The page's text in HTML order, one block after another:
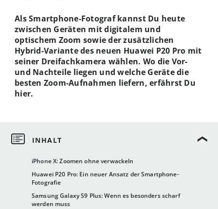
iPhone X: Zoomen ohne verwackeln
Huawei P20 Pro: Ein neuer Ansatz der Smartphone-
Fotografie
Samsung Galaxy S9 Plus: Wenn es besonders scharf
werden muss
Als Smartphone-Fotograf kannst Du heute
zwischen Geräten mit digitalem und
optischem Zoom sowie der zusätzlichen
Hybrid-Variante des neuen Huawei P20 Pro mit
seiner Dreifachkamera wählen. Wo die Vor-
und Nachteile liegen und welche Geräte die
besten Zoom-Aufnahmen liefern, erfährst Du
hier.